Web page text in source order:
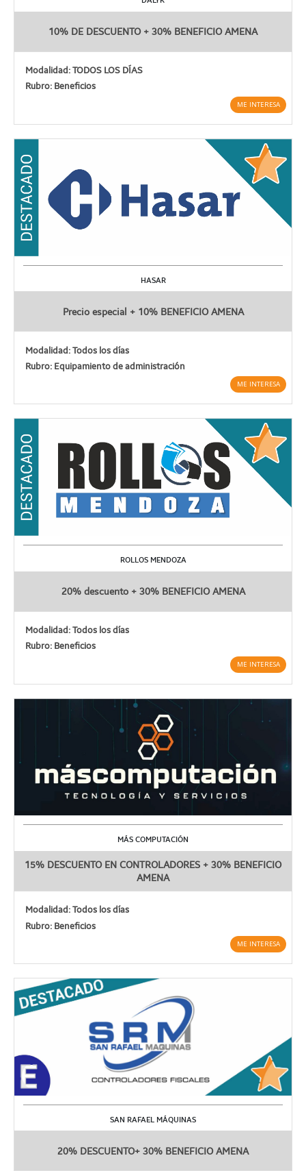
10% DE DESCUENTO + 30% BENEFICIO AMENA
Modalidad: TODOS LOS DÍAS
Rubro: Beneficios
ME INTERESA
HASAR
Precio especial + 10% BENEFICIO AMENA
Modalidad: Todos los días
Rubro: Equipamiento de administración
ME INTERESA
ROLLOS MENDOZA
20% descuento + 30% BENEFICIO AMENA
Modalidad: Todos los días
Rubro: Beneficios
ME INTERESA
MÁS COMPUTACIÓN
15% DESCUENTO EN CONTROLADORES + 30% BENEFICIO
AMENA
Modalidad: Todos los días
Rubro: Beneficios
ME INTERESA
SAN RAFAEL MÁQUINAS
20% DESCUENTO+ 30% BENEFICIO AMENA